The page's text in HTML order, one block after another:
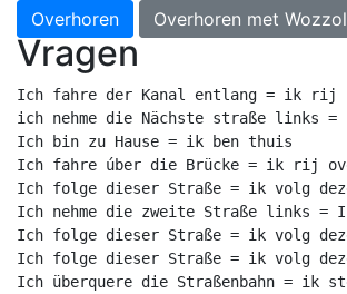
Overhoren Overhoren met Wozzol
Vragen
Ich fahre der Kanal entlang = ik rij
ich nehme die Nächste straße links
Ich bin zu Hause = ik ben thuis
Ich fahre úber die Brücke = ik rij
Ich folge dieser Straße = ik volg
Ich nehme die zweite Straße links =
Ich folge dieser Straße = ik volg
Ich folge dieser Straße = ik volg
Ich überquere die Straßenbahn = ik